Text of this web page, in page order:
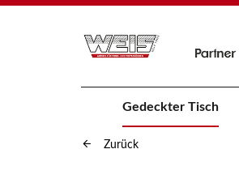
Gedeckter Tisch
Zurück